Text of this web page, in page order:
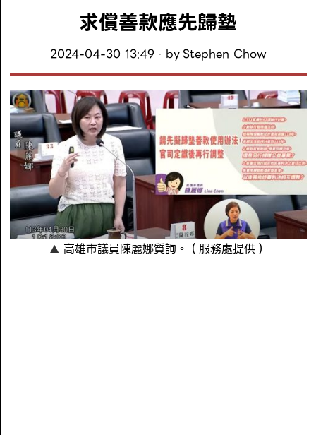
求償善款應先歸墊
2024-04-30 13:49 byStephen Chow
高雄市議員陳麗娜質詢。（服務處提供）